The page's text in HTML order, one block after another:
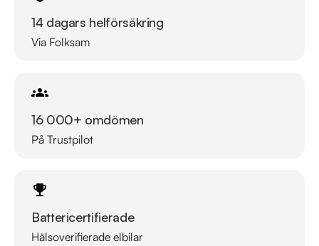
35 för att kontrollera att fordonet finns kvar! Vi ordnar en
finansiering som passar just dina behov och erbjuder 14 dagar
din gamla bil i inbyte. Kontakta anläggningen för mer
Telefontider:
Besökstider i butik:
Måndag - Fredag 09:00 - 19:00
Lördag 10:00 - 18:00
14 dagars helförsäkring
Via Folksam
16 000+ omdömen
På Trustpilot
Battericertifierade
Hälsoverifierade elbilar